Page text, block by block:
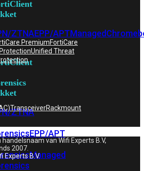
ZTNAEPP/APTManaged
ZTNA
EPP/APT
Managed
PremiumFortiCare
Unified Threat
TransceiverRackmount
van Wifi Experts B.V,
2007.
Experts B.V.